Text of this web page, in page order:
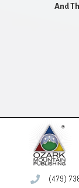
And
(479)